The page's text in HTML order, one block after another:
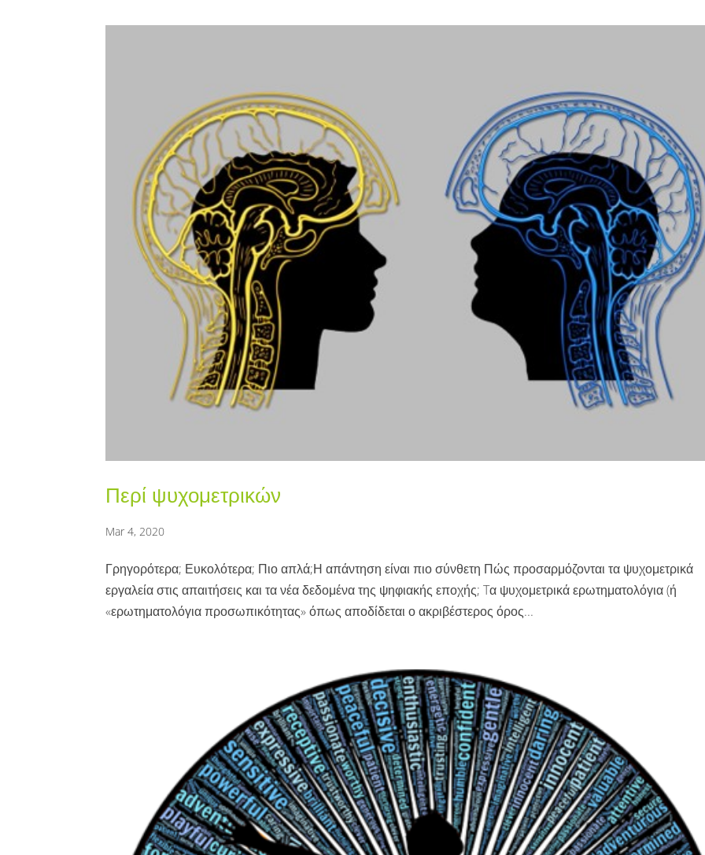
Περί ψυχομετρικών
Mar 4, 2020
Γρηγορότερα; Ευκολότερα; Πιο απλά;Η απάντηση είναι πιο σύνθετη Πώς προσαρμόζονται τα ψυχομετρικά
εργαλεία στις απαιτήσεις και τα νέα δεδομένα της ψηφιακής εποχής; Tα ψυχομετρικά ερωτηματολόγια (ή
«ερωτηματολόγια προσωπικότητας» όπως αποδίδεται ο ακριβέστερος όρος...